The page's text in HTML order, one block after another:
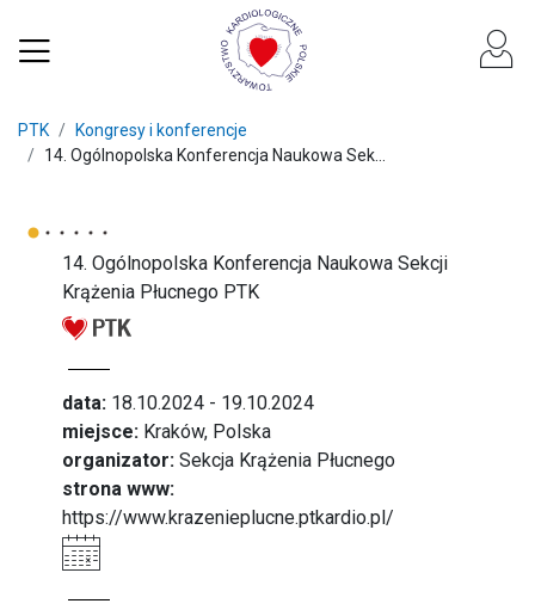
PTK
Kongresy i konferencje
14. Ogólnopolska Konferencja Naukowa Sek...
14. Ogólnopolska Konferencja Naukowa Sekcji
Krążenia Płucnego PTK
data: 18.10.2024 - 19.10.2024
miejsce: Kraków, Polska
organizator: Sekcja Krążenia Płucnego
strona www:
https://www.krazenieplucne.ptkardio.pl/